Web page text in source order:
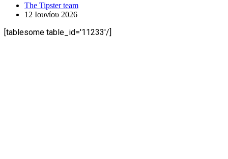
The Tipster team
12 Ιουνίου 2026
[tablesome table_id='11233'/]